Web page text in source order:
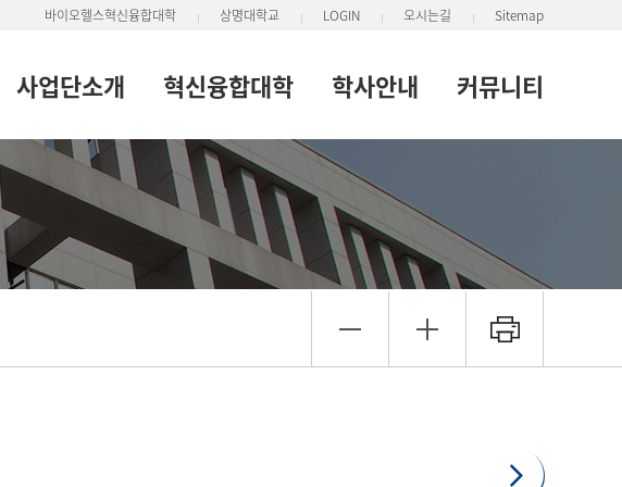
바이오헬스혁신융합대학 상명대학교 LOGIN 오시는길 Sitemap
사업단소개 혁신융합대학 학사안내 커뮤니티